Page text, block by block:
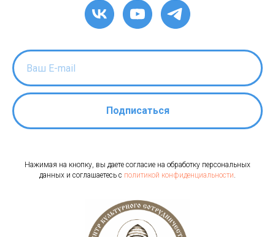
Подписаться
Нажимая на кнопку, вы даете согласие на обработку персональных
данных и соглашаетесь c политикой конфиденциальности